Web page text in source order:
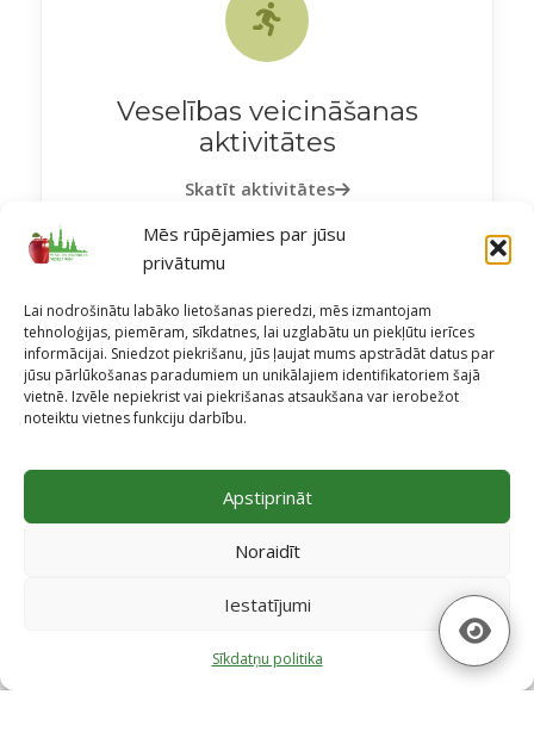
Mēs rūpējamies par jūsu
privātumu
Lai nodrošinātu labāko lietošanas pieredzi, mēs izmantojam
tehnoloģijas, piemēram, sīkdatnes, lai uzglabātu un piekļūtu ierīces
informācijai. Sniedzot piekrišanu, jūs ļaujat mums apstrādāt datus par
jūsu pārlūkošanas paradumiem un unikālajiem identifikatoriem šajā
vietnē. Izvēle nepiekrist vai piekrišanas atsaukšana var ierobežot
noteiktu vietnes funkciju darbību.
Apstiprināt
Noraidīt
Iestatījumi
Veselības veicināšanas
aktivitātes
Skatīt aktivitātes
Projekti
Skatīt projektus